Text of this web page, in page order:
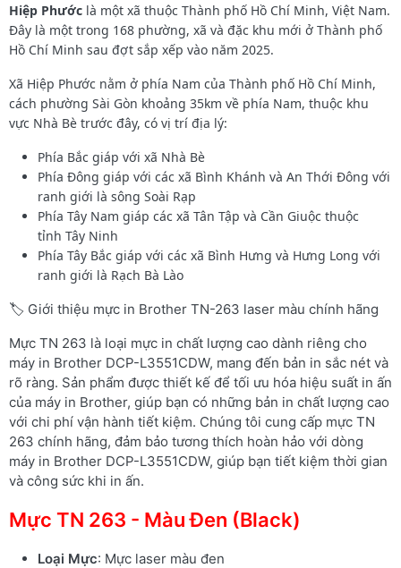
Hiệp Phước là một xã thuộc Thành phố Hồ Chí Minh, Việt Nam.
Đây là một trong 168 phường, xã và đặc khu mới ở Thành phố
Hồ Chí Minh sau đợt sắp xếp vào năm 2025.
Xã Hiệp Phước nằm ở phía Nam của Thành phố Hồ Chí Minh,
cách phường Sài Gòn khoảng 35km về phía Nam, thuộc khu
vực Nhà Bè trước đây, có vị trí địa lý:
Phía Bắc giáp với xã Nhà Bè
Phía Đông giáp với các xã Bình Khánh và An Thới Đông với
ranh giới là sông Soài Rạp
Phía Tây Nam giáp các xã Tân Tập và Cần Giuộc thuộc
tỉnh Tây Ninh
Phía Tây Bắc giáp với các xã Bình Hưng và Hưng Long với
ranh giới là Rạch Bà Lào
🏷️ Giới thiệu mực in Brother TN-263 laser màu chính hãng
Mực TN 263 là loại mực in chất lượng cao dành riêng cho
máy in Brother DCP-L3551CDW, mang đến bản in sắc nét và
rõ ràng. Sản phẩm được thiết kế để tối ưu hóa hiệu suất in ấn
của máy in Brother, giúp bạn có những bản in chất lượng cao
với chi phí vận hành tiết kiệm. Chúng tôi cung cấp mực TN
263 chính hãng, đảm bảo tương thích hoàn hảo với dòng
máy in Brother DCP-L3551CDW, giúp bạn tiết kiệm thời gian
và công sức khi in ấn.
Mực TN 263 - Màu Đen (Black)
Loại Mực: Mực laser màu đen